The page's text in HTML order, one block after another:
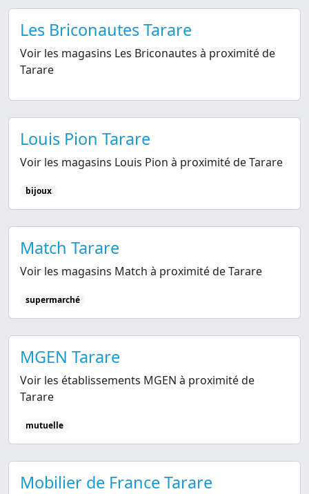
Les Briconautes Tarare
Voir les magasins Les Briconautes à proximité de
Tarare
Louis Pion Tarare
Voir les magasins Louis Pion à proximité de Tarare
bijoux
Match Tarare
Voir les magasins Match à proximité de Tarare
supermarché
MGEN Tarare
Voir les établissements MGEN à proximité de
Tarare
mutuelle
Mobilier de France Tarare